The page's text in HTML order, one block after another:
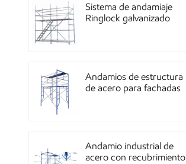
Sistema de andamiaje
Ringlock galvanizado
Andamios de estructura
de acero para fachadas
Andamio industrial de
acero con recubrimiento